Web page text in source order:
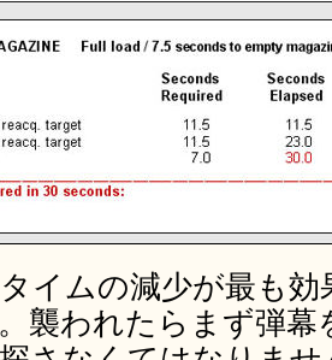
イムの減少が最も
襲われたらまず弾